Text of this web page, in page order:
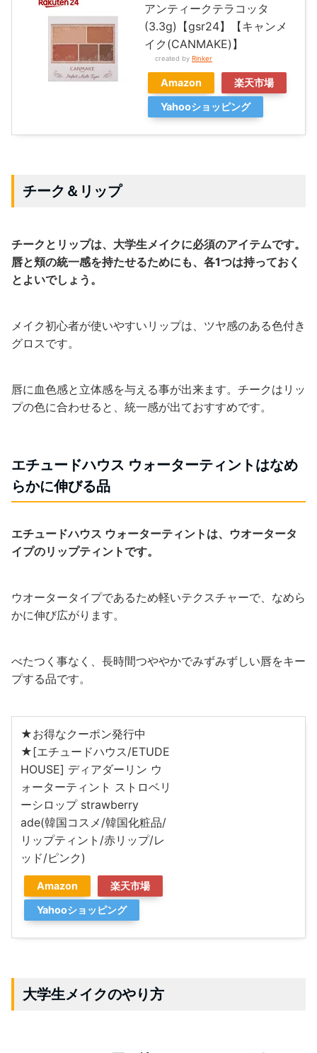
アンティークテラコッタ
(3.3g)【gsr24】【キャンメ
イク(CANMAKE)】
created by Rinker
Amazon
楽天市場
Yahooショッピング
チーク＆リップ
チークとリップは、大学生メイクに必須のアイテムです。
唇と頬の統一感を持たせるためにも、各1つは持っておく
とよいでしょう。
メイク初心者が使いやすいリップは、ツヤ感のある色付き
グロスです。
唇に血色感と立体感を与える事が出来ます。チークはリッ
プの色に合わせると、統一感が出ておすすめです。
エチュードハウス ウォーターティントはなめ
らかに伸びる品
エチュードハウス ウォーターティントは、ウオータータ
イプのリップティントです。
ウオータータイプであるため軽いテクスチャーで、なめら
かに伸び広がります。
べたつく事なく、長時間つややかでみずみずしい唇をキー
プする品です。
★お得なクーポン発行中
★[エチュードハウス/ETUDE
HOUSE] ディアダーリン ウ
ォーターティント ストロベリ
ーシロップ strawberry
ade(韓国コスメ/韓国化粧品/
リップティント/赤リップ/レ
ッド/ピンク)
Amazon
楽天市場
Yahooショッピング
大学生メイクのやり方